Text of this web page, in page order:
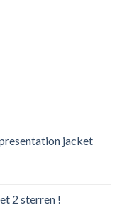
jacket
2 sterren !